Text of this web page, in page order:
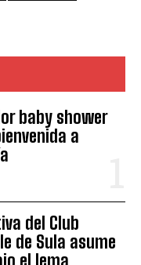
baby shower
a
del Club
de Sula asume